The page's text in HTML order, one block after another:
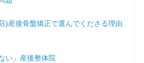
)産後骨盤矯正で選んでくださる理由
い」産後整体院